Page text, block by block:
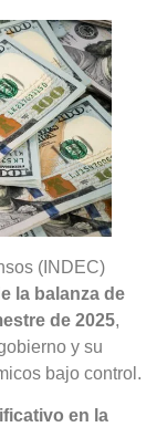
(INDEC)
la balanza de
de 2025,
y su
bajo control.
en la